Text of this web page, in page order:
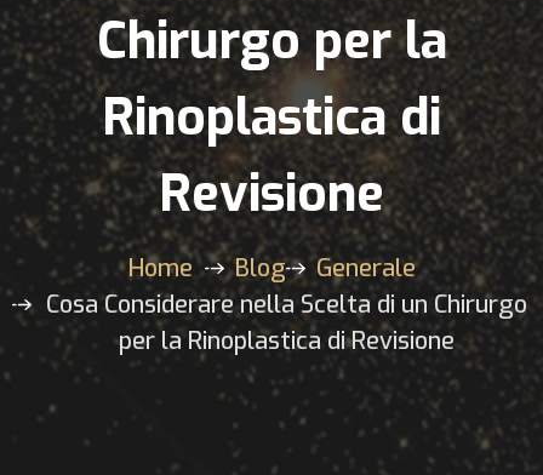
Chirurgo per la
Rinoplastica di
Revisione
Home Blog
Generale
Cosa Considerare nella Scelta di un Chirurgo
per la Rinoplastica di Revisione